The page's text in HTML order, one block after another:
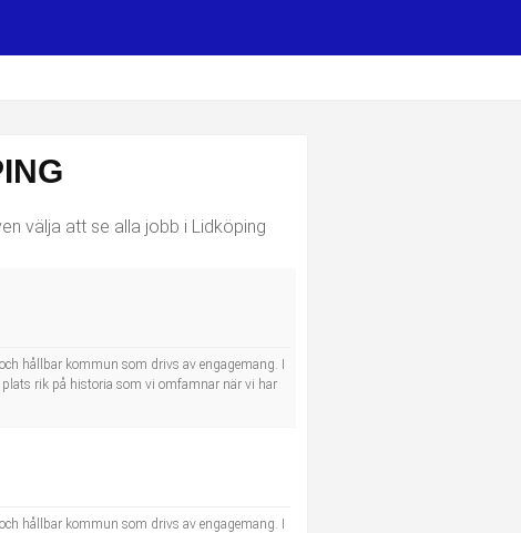
välja att se alla jobb i Lidköping
hållbar kommun som drivs av engagemang. I
rik på historia som vi omfamnar när vi har
hållbar kommun som drivs av engagemang. I